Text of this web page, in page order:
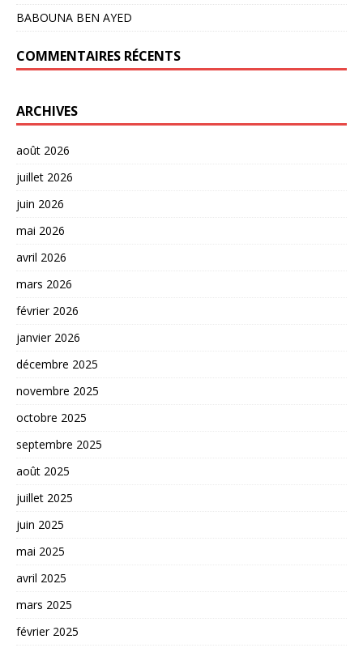
BABOUNA BEN AYED
COMMENTAIRES RÉCENTS
ARCHIVES
août 2026
juillet 2026
juin 2026
mai 2026
avril 2026
mars 2026
février 2026
janvier 2026
décembre 2025
novembre 2025
octobre 2025
septembre 2025
août 2025
juillet 2025
juin 2025
mai 2025
avril 2025
mars 2025
février 2025